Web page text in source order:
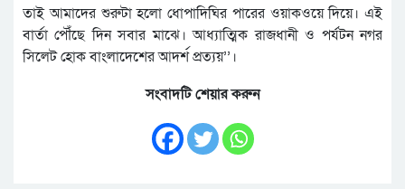
তাই আমাদের শুরুটা হলো ধোপাদিঘির পারের ওয়াকওয়ে দিয়ে। এই
বার্তা পৌঁছে দিন সবার মাঝে। আধ্যাত্মিক রাজধানী ও পর্যটন নগর
সিলেট হোক বাংলাদেশের আদর্শ প্রত্যয়’’।
সংবাদটি শেয়ার করুন